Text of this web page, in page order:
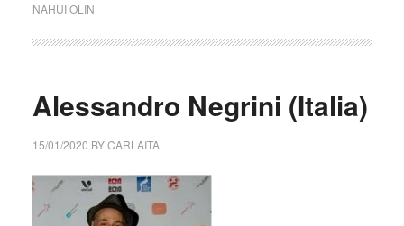
NAHUI OLIN
Alessandro Negrini (Italia)
15/01/2020 BYCARLAITA